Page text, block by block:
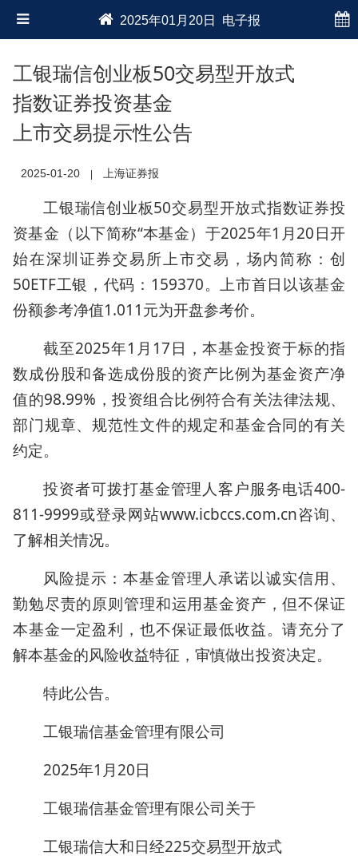
2025年01月20日 电子报
工银瑞信创业板50交易型开放式
指数证券投资基金
上市交易提示性公告
2025-01-20 上海证券报
工银瑞信创业板50交易型开放式指数证券投
资基金（以下简称“本基金）于2025年1月20日开
始在深圳证券交易所上市交易，场内简称：创
50ETF工银，代码：159370。上市首日以该基金
份额参考净值1.011元为开盘参考价。
截至2025年1月17日，本基金投资于标的指
数成份股和备选成份股的资产比例为基金资产净
值的98.99%，投资组合比例符合有关法律法规、
部门规章、规范性文件的规定和基金合同的有关
约定。
投资者可拨打基金管理人客户服务电话400-
811-9999或登录网站www.icbccs.com.cn咨询、
了解相关情况。
风险提示：本基金管理人承诺以诚实信用、
勤勉尽责的原则管理和运用基金资产，但不保证
本基金一定盈利，也不保证最低收益。请充分了
解本基金的风险收益特征，审慎做出投资决定。
特此公告。
工银瑞信基金管理有限公司
2025年1月20日
工银瑞信基金管理有限公司关于
工银瑞信大和日经225交易型开放式